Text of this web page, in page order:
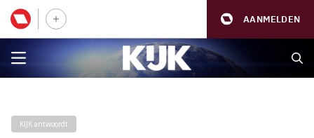
AANMELDEN
KIJK antwoordt